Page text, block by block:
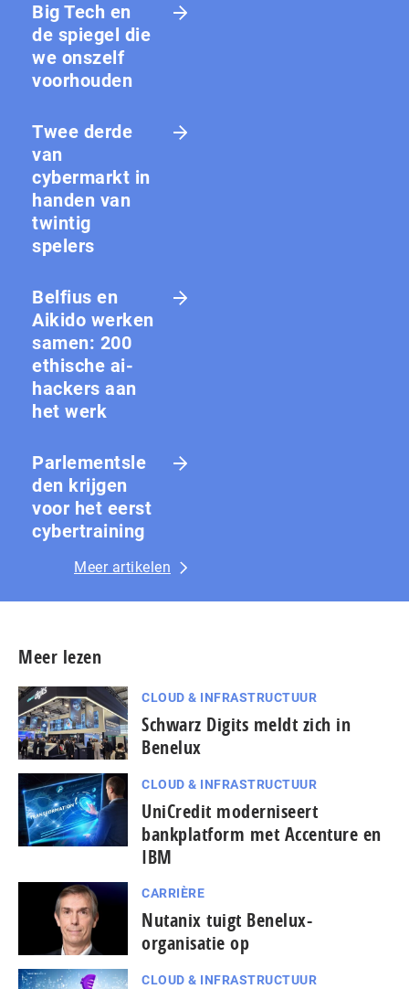
Big Tech en
de spiegel die
we onszelf
voorhouden
Twee derde
van
cybermarkt in
handen van
twintig
spelers
Belfius en
Aikido werken
samen: 200
ethische ai-
hackers aan
het werk
Parlementsle
den krijgen
voor het eerst
cybertraining
Meer artikelen
Meer lezen
CLOUD & INFRASTRUCTUUR
Schwarz Digits meldt zich in
Benelux
CLOUD & INFRASTRUCTUUR
UniCredit moderniseert
bankplatform met Accenture en
IBM
CARRIÈRE
Nutanix tuigt Benelux-
organisatie op
CLOUD & INFRASTRUCTUUR